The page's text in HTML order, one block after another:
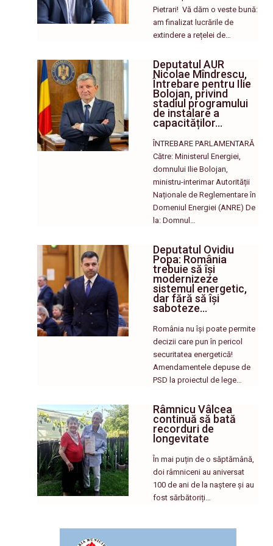
Pietrari! ​ Vă dăm o veste bună:
am finalizat lucrările de
extindere a rețelei de…
Deputatul AUR
Nicolae Mîndrescu,
Întrebare pentru Ilie
Bolojan, privind
stadiul programului
de instalare a
capacităților…
ÎNTREBARE PARLAMENTARĂ
Către: Ministerul Energiei,
domnului Ilie Bolojan,
ministru-interimar Autorității
Naționale de Reglementare în
Domeniul Energiei (ANRE) De
la: Domnul…
Deputatul Ovidiu
Popa: România
trebuie să își
modernizeze
sistemul energetic,
dar fără să își
saboteze…
România nu își poate permite
decizii care pun în pericol
securitatea energetică!
Amendamentele depuse de
PSD la proiectul de lege…
Râmnicu Vâlcea
continuă să bată
recorduri de
longevitate
În mai puțin de o săptămână,
doi râmniceni au aniversat
100 de ani de la naștere și au
fost sărbătoriți…